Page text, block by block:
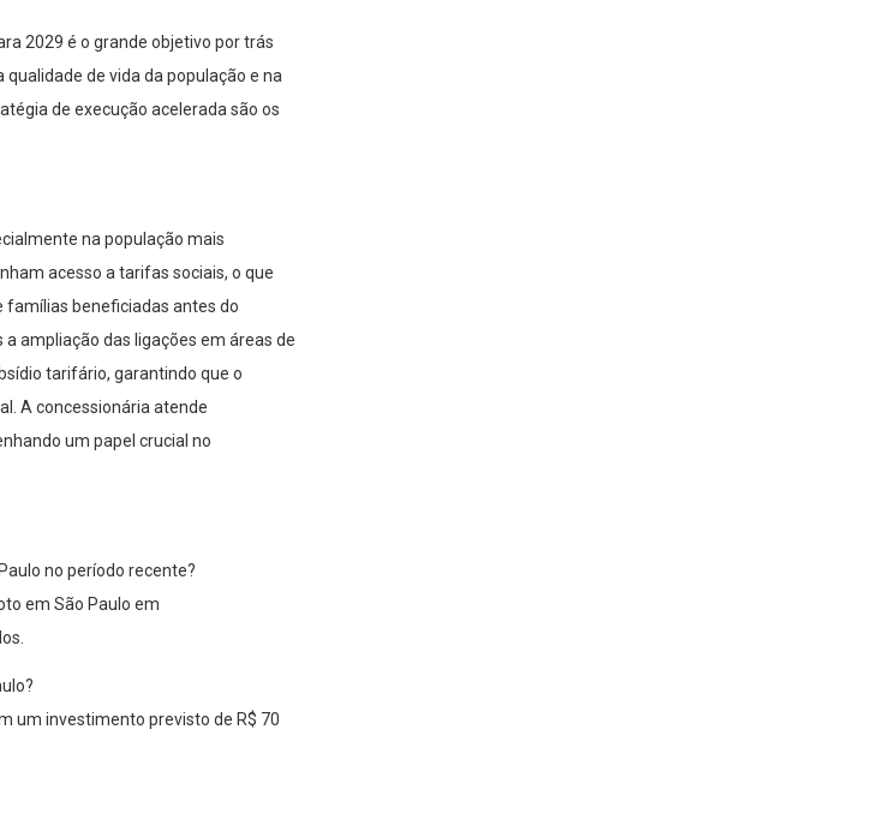
2029 é o grande objetivo por trás
de vida da população e na
de execução acelerada são os
na população mais
acesso a tarifas sociais, o que
famílias beneficiadas antes do
ampliação das ligações em áreas de
tarifário, garantindo que o
A concessionária atende
um papel crucial no
no período recente?
em São Paulo em
um investimento previsto de R$ 70